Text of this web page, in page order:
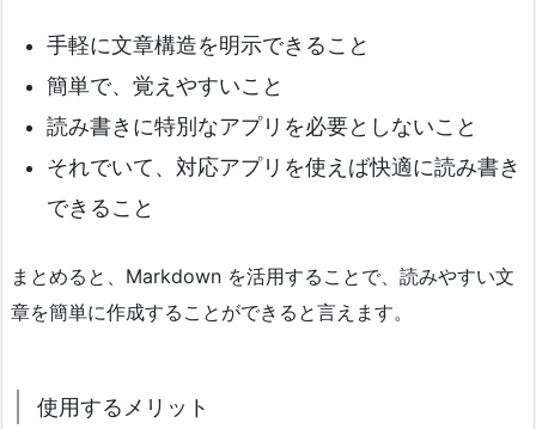
手軽に文章構造を明示できること
簡単で、覚えやすいこと
読み書きに特別なアプリを必要としないこと
それでいて、対応アプリを使えば快適に読み書き
できること
まとめると、Markdown を活用することで、読みやすい文
章を簡単に作成することができると言えます。
使用するメリット